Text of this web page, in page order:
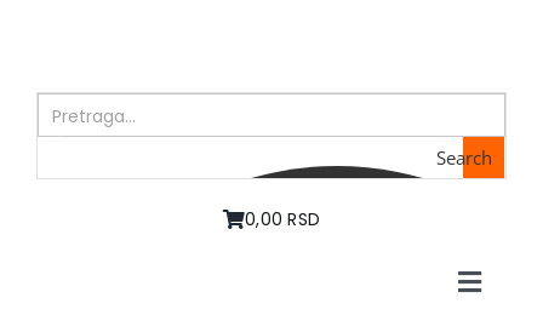
Search
0,00 RSD
Toggle